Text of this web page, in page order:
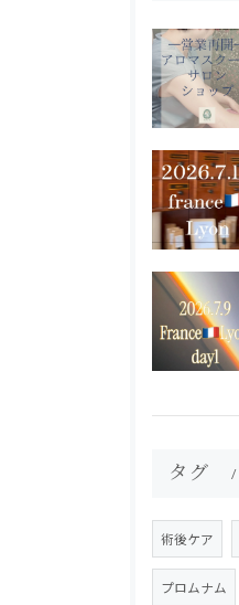
タグ
術後ケア
プロムナム